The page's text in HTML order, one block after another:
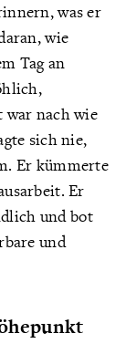
was er
wie
Tag an
war nach wie
sich nie,
Er kümmerte
Er
und bot
und